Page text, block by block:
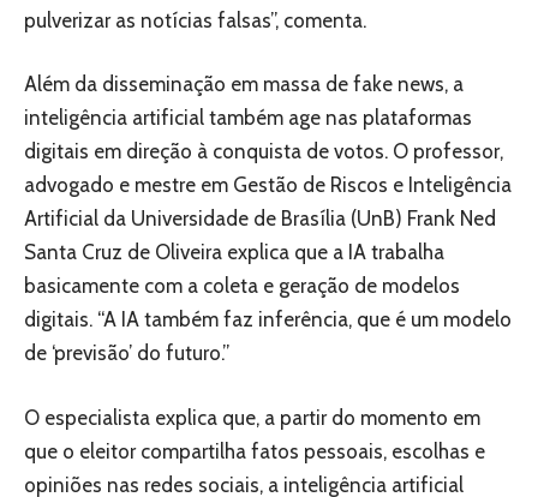
pulverizar as notícias falsas”, comenta.
Além da disseminação em massa de fake news, a
inteligência artificial também age nas plataformas
digitais em direção à conquista de votos. O professor,
advogado e mestre em Gestão de Riscos e Inteligência
Artificial da Universidade de Brasília (UnB) Frank Ned
Santa Cruz de Oliveira explica que a IA trabalha
basicamente com a coleta e geração de modelos
digitais. “A IA também faz inferência, que é um modelo
de ‘previsão’ do futuro.”
O especialista explica que, a partir do momento em
que o eleitor compartilha fatos pessoais, escolhas e
opiniões nas redes sociais, a inteligência artificial